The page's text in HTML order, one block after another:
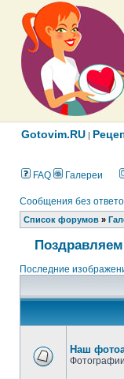
Gotovim.RU |
FAQ Галереи
Сообщения без
Список форумов »
Последние
Наш